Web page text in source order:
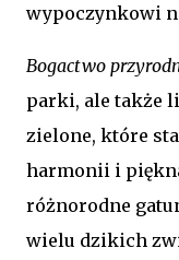
wypoczynkowi
Bogactwo
parki, ale także
zielone, które
harmonii i
różnorodne
wielu dzikich